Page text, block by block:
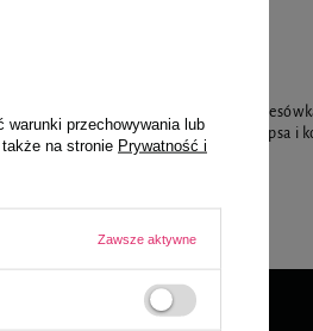
Zawieszka
grawerem dla psa i
warunki przechowywania lub
na stronie Prywatność i
Zawsze aktywne